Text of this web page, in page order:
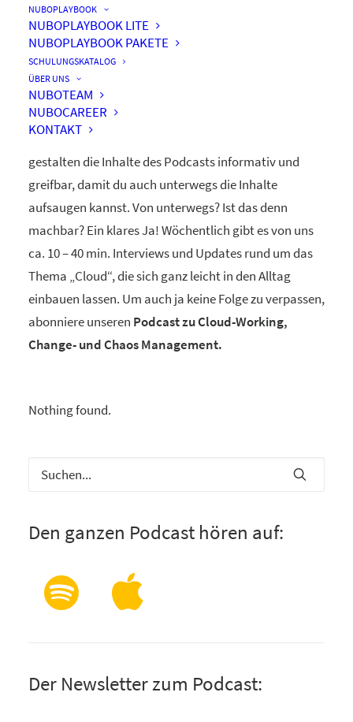
NUBOPLAYBOOK
NUBOPLAYBOOK LITE
NUBOPLAYBOOK PAKETE
SCHULUNGSKATALOG
ÜBER UNS
NUBOTEAM
NUBOCAREER
KONTAKT
by nuboworkers GmbH
Herzlich Willkommen! Du hast nuboRadio – unseren
ganz eigenenPodcast zur Digitalisierung
Unsere beiden Moderatoren Dominique und Markus
gestalten die Inhalte des Podcasts informativ und
greifbar, damit du auch unterwegs die Inhalte
aufsaugen kannst. Von unterwegs? Ist das denn
machbar? Ein klares Ja! Wöchentlich gibt es von uns
ca. 10 – 40 min. Interviews und Updates rund um das
Thema „Cloud“, die sich ganz leicht in den Alltag
einbauen lassen. Um auch ja keine Folge zu verpassen,
abonniere unseren Podcast zu Cloud-Working,
Change- und Chaos Management.
Nothing found.
Den ganzen Podcast hören auf:
Der Newsletter zum Podcast: